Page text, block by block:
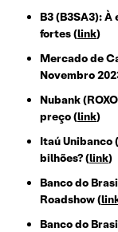
B3 (B3SA3):
fortes (link)
Mercado de
Novembro
Nubank
preço (link)
Itaú Unibanco
bilhões? (link)
Banco do
Roadshow (
Banco do